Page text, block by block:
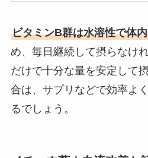
ビタミンB群は水溶性で体
め、毎日継続して摂らなけ
だけで十分な量を安定して
合は、サプリなどで効率よ
るでしょう。